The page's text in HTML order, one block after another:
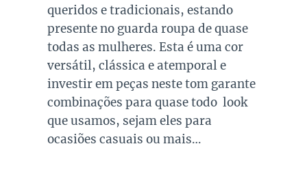
queridos e tradicionais, estando
presente no guarda roupa de quase
todas as mulheres. Esta é uma cor
versátil, clássica e atemporal e
investir em peças neste tom garante
combinações para quase todo look
que usamos, sejam eles para
ocasiões casuais ou mais…